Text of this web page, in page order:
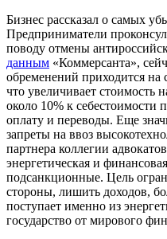
Бизнес рассказал о самых
Предприниматели
поводу отмены
данным «Коммерсанта»,
обременений приходится на
что увеличивает стоимость
около 10% к себестоимости
оплату и переводы. Еще
запреты на ввоз
партнера коллегии адвокатов
энергетическая и
подсанкционные. Цель
стороны, лишить доходов,
поступает именно из
государство от мирового